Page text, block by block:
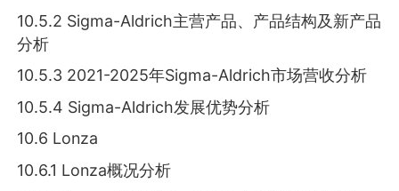
10.5.2 Sigma-Aldrich主营产品、产品结构及新产品
分析
10.5.3 2021-2025年Sigma-Aldrich市场营收分析
10.5.4 Sigma-Aldrich发展优势分析
10.6 Lonza
10.6.1 Lonza概况分析